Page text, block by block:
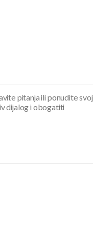
pitanja ili ponudite svoj
dijalog i obogatiti